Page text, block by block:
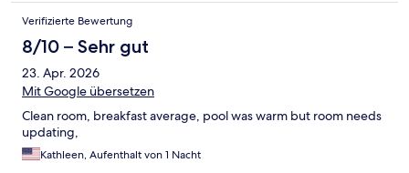
Verifizierte Bewertung
8/10 – Sehr gut
23. Apr. 2026
Mit Google übersetzen
Clean room, breakfast average, pool was warm but room needs
updating,
Kathleen, Aufenthalt von 1 Nacht